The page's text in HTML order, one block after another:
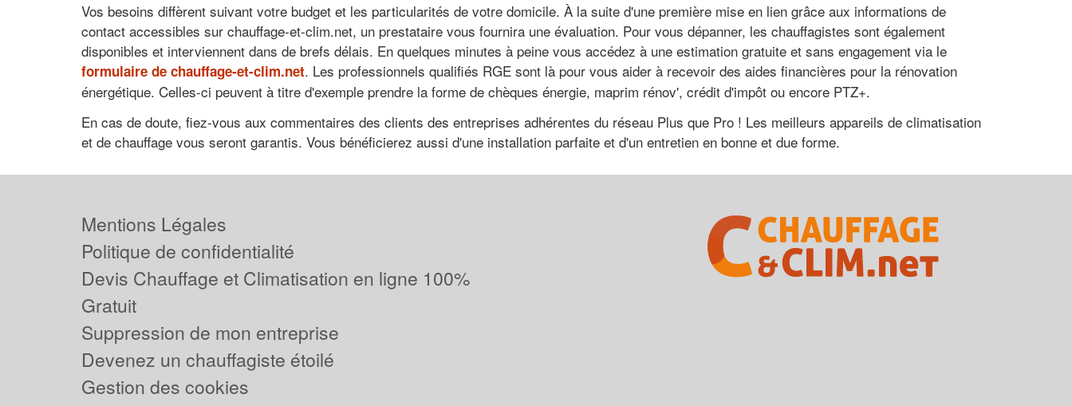
Vos besoins diffèrent suivant votre budget et les particularités de votre domicile. À la suite d'une première mise en lien grâce aux informations de
contact accessibles sur chauffage-et-clim.net, un prestataire vous fournira une évaluation. Pour vous dépanner, les chauffagistes sont également
disponibles et interviennent dans de brefs délais. En quelques minutes à peine vous accédez à une estimation gratuite et sans engagement via le
formulaire de chauffage-et-clim.net. Les professionnels qualifiés RGE sont là pour vous aider à recevoir des aides financières pour la rénovation
énergétique. Celles-ci peuvent à titre d'exemple prendre la forme de chèques énergie, maprim rénov', crédit d'impôt ou encore PTZ+.
En cas de doute, fiez-vous aux commentaires des clients des entreprises adhérentes du réseau Plus que Pro ! Les meilleurs appareils de climatisation
et de chauffage vous seront garantis. Vous bénéficierez aussi d'une installation parfaite et d'un entretien en bonne et due forme.
Mentions Légales
Politique de confidentialité
Devis Chauffage et Climatisation en ligne 100%
Gratuit
Suppression de mon entreprise
Devenez un chauffagiste étoilé
Gestion des cookies